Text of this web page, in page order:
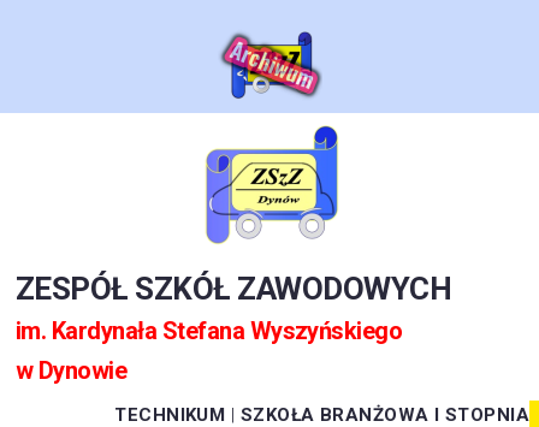
ZESPÓŁ SZKÓŁ ZAWODOWYCH
im. Kardynała Stefana Wyszyńskiego
w Dynowie
TECHNIKUM | SZKOŁA BRANŻOWA I STOPNIA